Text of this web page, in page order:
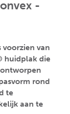
-
van
huidplak die
rond
te
aan te